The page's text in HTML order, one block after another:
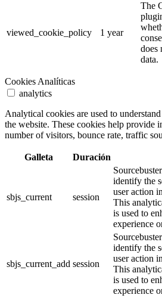
viewed_cookie_policy 1 year
The
does
data.
Cookies Analíticas
analytics
Analytical cookies are used to
the website. These cookies help provide
number of visitors, bounce rate, traffic
Galleta Duración
sbjs_current session
identify the
user action
This
is used to
experience
sbjs_current_add session
identify the
user action
This
is used to
experience